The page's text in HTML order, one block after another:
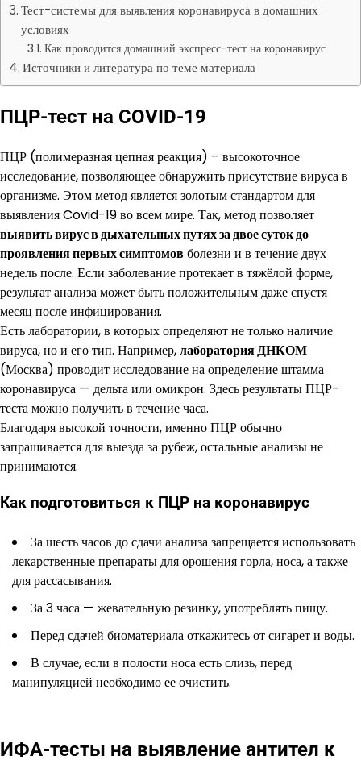
Тест-системы для выявления коронавируса в домашних
условиях
Как проводится домашний экспресс-тест на коронавирус
Источники и литература по теме материала
ПЦР-тест на COVID-19
ПЦР (полимеразная цепная реакция) – высокоточное
исследование, позволяющее обнаружить присутствие вируса в
организме. Этом метод является золотым стандартом для
выявления Covid-19 во всем мире. Так, метод позволяет
выявить вирус в дыхательных путях за двое суток до
проявления первых симптомовболезни и в течение двух
недель после. Если заболевание протекает в тяжёлой форме,
результат анализа может быть положительным даже спустя
месяц после инфицирования.
Есть лаборатории, в которых определяют не только наличие
вируса, но и его тип. Например,лаборатория ДНКОМ
(Москва) проводит исследование на определение штамма
коронавируса — дельта или омикрон. Здесь результаты ПЦР-
теста можно получить в течение часа.
Благодаря высокой точности, именно ПЦР обычно
запрашивается для выезда за рубеж, остальные анализы не
принимаются.
Как подготовиться к ПЦР на коронавирус
За шесть часов до сдачи анализа запрещается использовать
лекарственные препараты для орошения горла, носа, а также
для рассасывания.
За 3 часа — жевательную резинку, употреблять пищу.
Перед сдачей биоматериала откажитесь от сигарет и воды.
В случае, если в полости носа есть слизь, перед
манипуляцией необходимо ее очистить.
ИФА-тесты на выявление антител к